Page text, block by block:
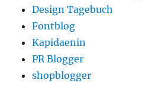
Design Tagebuch
Fontblog
Kapidaenin
PR Blogger
shopblogger